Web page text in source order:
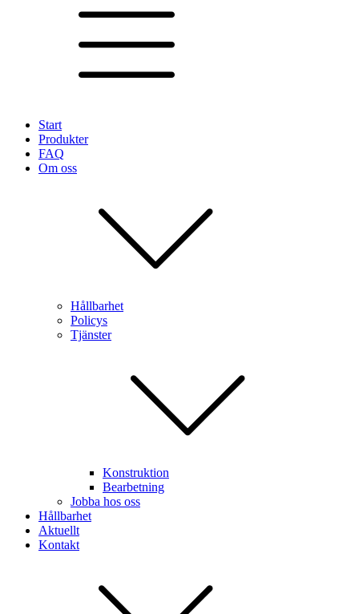
Start
Produkter
FAQ
Om oss
Hållbarhet
Policys
Tjänster
Konstruktion
Bearbetning
Jobba hos oss
Hållbarhet
Aktuellt
Kontakt